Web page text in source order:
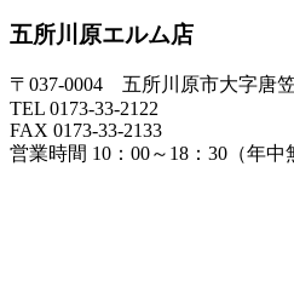
五所川原エルム店
〒037-0004 五所川原市大字唐
TEL 0173-33-2122
FAX 0173-33-2133
営業時間 10：00～18：30（年中